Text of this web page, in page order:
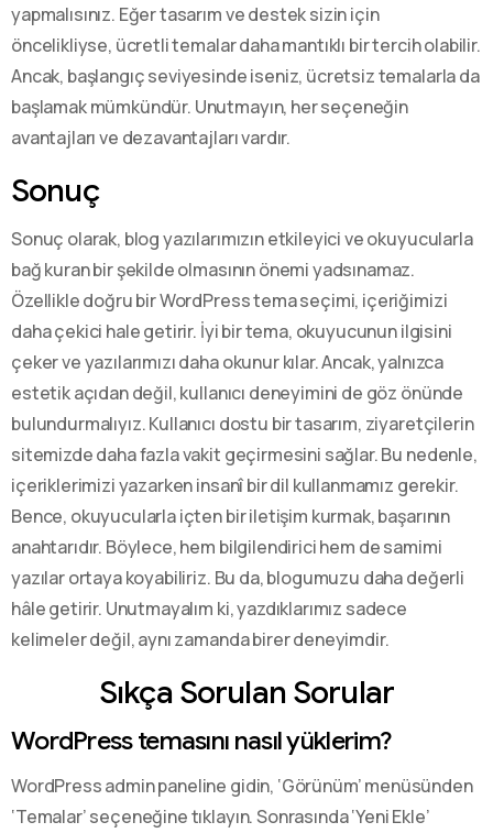
yapmalısınız. Eğer tasarım ve destek sizin için
öncelikliyse, ücretli temalar daha mantıklı bir tercih olabilir.
Ancak, başlangıç seviyesinde iseniz, ücretsiz temalarla da
başlamak mümkündür. Unutmayın, her seçeneğin
avantajları ve dezavantajları vardır.
Sonuç
Sonuç olarak, blog yazılarımızın etkileyici ve okuyucularla
bağ kuran bir şekilde olmasının önemi yadsınamaz.
Özellikle doğru bir WordPress tema seçimi, içeriğimizi
daha çekici hale getirir. İyi bir tema, okuyucunun ilgisini
çeker ve yazılarımızı daha okunur kılar. Ancak, yalnızca
estetik açıdan değil, kullanıcı deneyimini de göz önünde
bulundurmalıyız. Kullanıcı dostu bir tasarım, ziyaretçilerin
sitemizde daha fazla vakit geçirmesini sağlar. Bu nedenle,
içeriklerimizi yazarken insanî bir dil kullanmamız gerekir.
Bence, okuyucularla içten bir iletişim kurmak, başarının
anahtarıdır. Böylece, hem bilgilendirici hem de samimi
yazılar ortaya koyabiliriz. Bu da, blogumuzu daha değerli
hâle getirir. Unutmayalım ki, yazdıklarımız sadece
kelimeler değil, aynı zamanda birer deneyimdir.
Sıkça Sorulan Sorular
WordPress temasını nasıl yüklerim?
WordPress admin paneline gidin, ‘Görünüm’ menüsünden
‘Temalar’ seçeneğine tıklayın. Sonrasında ‘Yeni Ekle’